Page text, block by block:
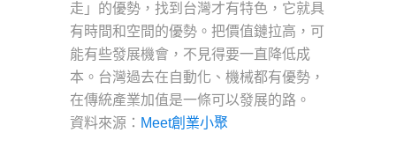
走」的優勢，找到台灣才有特色，它就具
有時間和空間的優勢。把價值鏈拉高，可
能有些發展機會，不見得要一直降低成
本。台灣過去在自動化、機械都有優勢，
在傳統產業加值是一條可以發展的路。
資料來源： Meet創業小聚